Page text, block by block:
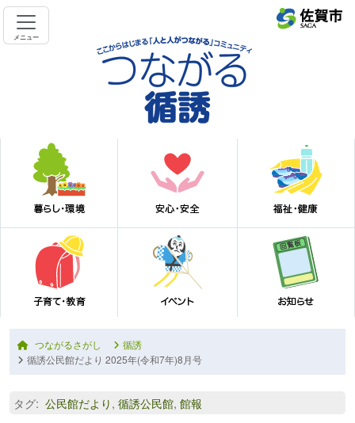
メニュー
つながるさがし
循誘
循誘公民館だより 2025年(令和7年)8月号
タグ: 公民館だより, 循誘公民館, 館報